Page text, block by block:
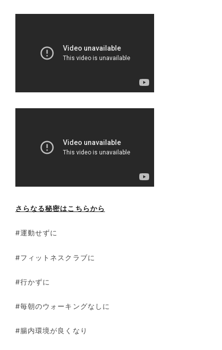
さらなる秘密はこちらから
#運動せずに
#フィットネスクラブに
#行かずに
#毎朝のウォーキングなしに
#腸内環境が良くなり